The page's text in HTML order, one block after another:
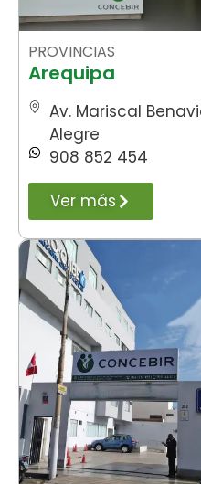
PROVINCIAS
Arequipa
Av. Mariscal
Alegre
908 852 454
Ver más